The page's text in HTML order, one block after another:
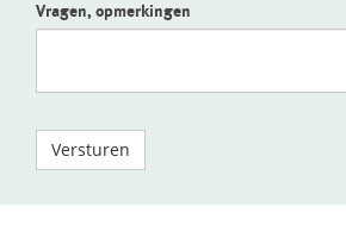
Vragen, opmerkingen